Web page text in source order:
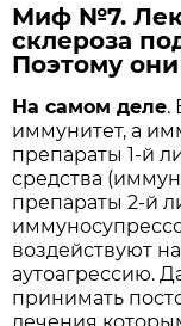
Миф №7.
склероза
Поэтому
На самом деле.
иммунитет, а
препараты 1-й
средства
препараты 2-й
воздействуют
аутоагрессию.
принимать